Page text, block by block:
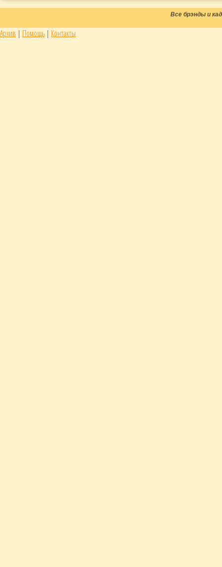
Все брэнды и
Архив | Помощь | Контакты